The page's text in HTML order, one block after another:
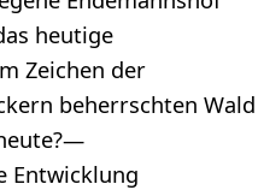
heutige
Zeichen der
beherrschten Wald
Entwicklung